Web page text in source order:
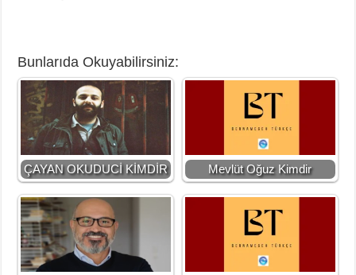
Bunlarıda Okuyabilirsiniz:
ÇAYAN OKUDUCİ KİMDİR Mevlüt Oğuz Kimdir